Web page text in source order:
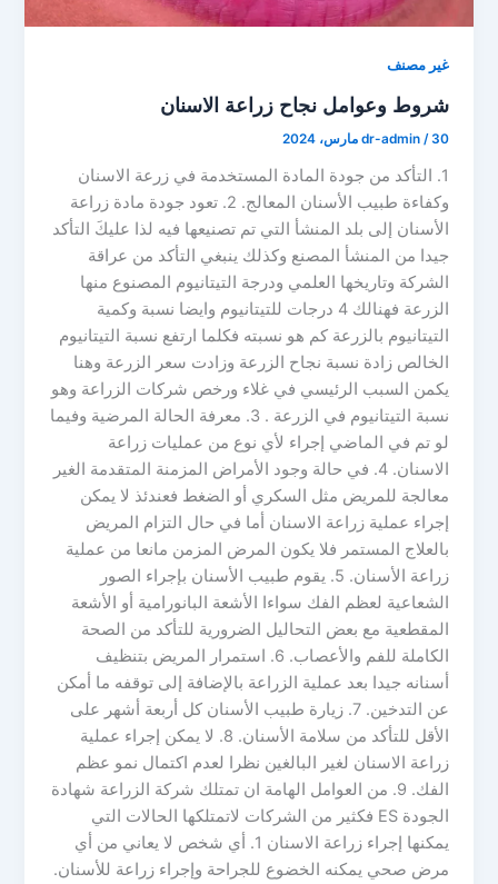
غير مصنف
شروط وعوامل نجاح زراعة الاسنان
dr-admin /30 مارس، 2024
1. التأكد من جودة المادة المستخدمة في زرعة الاسنان
وكفاءة طبيب الأسنان المعالج. 2. تعود جودة مادة زراعة
الأسنان إلى بلد المنشأ التي تم تصنيعها فيه لذا عليكَ التأكد
جيدا من المنشأ المصنع وكذلك ينبغي التأكد من عراقة
الشركة وتاريخها العلمي ودرجة التيتانيوم المصنوع منها
الزرعة فهنالك 4 درجات للتيتانيوم وايضا نسبة وكمية
التيتانيوم بالزرعة كم هو نسبته فكلما ارتفع نسبة التيتانيوم
الخالص زادة نسبة نجاح الزرعة وزادت سعر الزرعة وهنا
يكمن السبب الرئيسي في غلاء ورخص شركات الزراعة وهو
نسبة التيتانيوم في الزرعة . 3. معرفة الحالة المرضية وفيما
لو تم في الماضي إجراء لأي نوع من عمليات زراعة
الاسنان. 4. في حالة وجود الأمراض المزمنة المتقدمة الغير
معالجة للمريض مثل السكري أو الضغط فعندئذ لا يمكن
إجراء عملية زراعة الاسنان أما في حال التزام المريض
بالعلاج المستمر فلا يكون المرض المزمن مانعا من عملية
زراعة الأسنان. 5. يقوم طبيب الأسنان بإجراء الصور
الشعاعية لعظم الفك سواءا الأشعة البانورامية أو الأشعة
المقطعية مع بعض التحاليل الضرورية للتأكد من الصحة
الكاملة للفم والأعصاب. 6. استمرار المريض بتنظيف
أسنانه جيدا بعد عملية الزراعة بالإضافة إلى توقفه ما أمكن
عن التدخين. 7. زيارة طبيب الأسنان كل أربعة أشهر على
الأقل للتأكد من سلامة الأسنان. 8. لا يمكن إجراء عملية
زراعة الاسنان لغير البالغين نظرا لعدم اكتمال نمو عظم
الفك. 9. من العوامل الهامة ان تمتلك شركة الزراعة شهادة
الجودة ES فكثير من الشركات لاتمتلكها الحالات التي
يمكنها إجراء زراعة الاسنان 1. أي شخص لا يعاني من أي
مرض صحي يمكنه الخضوع للجراحة وإجراء زراعة للأسنان.